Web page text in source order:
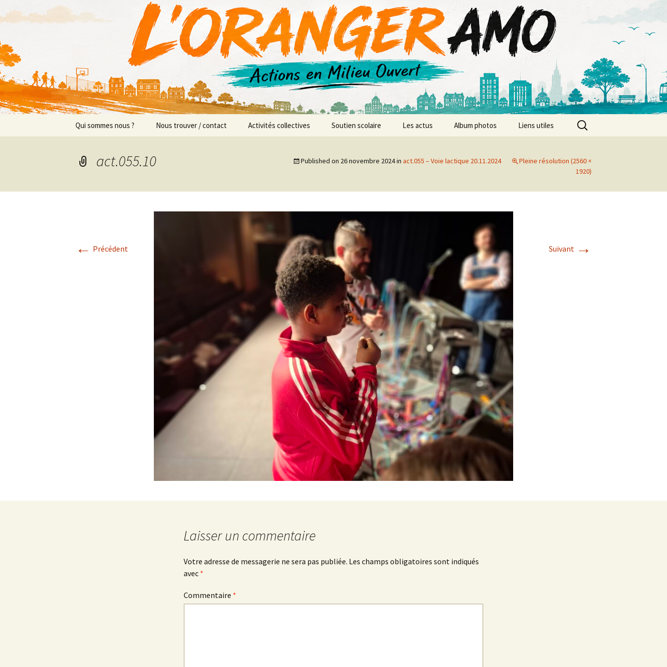
au
L'Oranger AMO
Actions en Milieu Ouvert
Qui sommes nous ?
Prévention sociale
Prévention éducative
Nous trouver / contact Activités collectives Soutien scolaire Les actus Album photos
Album photos 2024
Album photos 2023
Album photos 2022
Album photos 2021
Album photos 2018
Liens utiles
Rechercher :
act.055.10 Published on 26 novembre 2024in act.055 – Voie lactique 20.11.2024
Pleine résolution (2560 ×
1920)
← Précédent Suivant →
Laisser un commentaire
Votre adresse de messagerie ne sera pas publiée. Les champs obligatoires sont indiqués
avec *
Commentaire *